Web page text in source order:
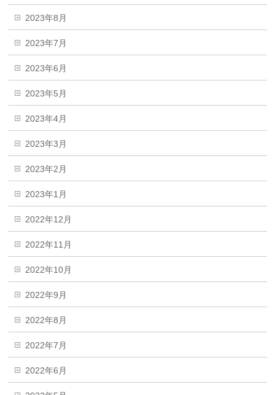
2023年8月
2023年7月
2023年6月
2023年5月
2023年4月
2023年3月
2023年2月
2023年1月
2022年12月
2022年11月
2022年10月
2022年9月
2022年8月
2022年7月
2022年6月